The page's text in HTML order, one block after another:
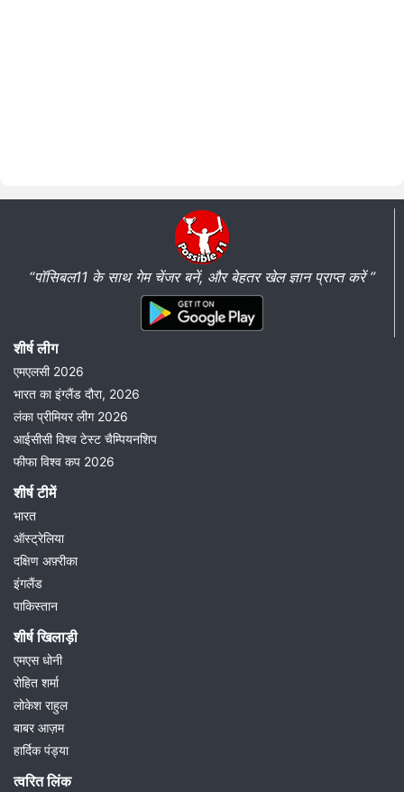
“पॉसिबल11 के साथ गेम चेंजर बनें, और बेहतर खेल ज्ञान प्राप्त करें ”
शीर्ष लीग
एमएलसी 2026
भारत का इंग्लैंड दौरा, 2026
लंका प्रीमियर लीग 2026
आईसीसी विश्व टेस्ट चैम्पियनशिप
फीफा विश्व कप 2026
शीर्ष टीमें
भारत
ऑस्ट्रेलिया
दक्षिण अफ़्रीका
इंगलैंड
पाकिस्तान
शीर्ष खिलाड़ी
एमएस धोनी
रोहित शर्मा
लोकेश राहुल
बाबर आज़म
हार्दिक पंड्या
त्वरित लिंक